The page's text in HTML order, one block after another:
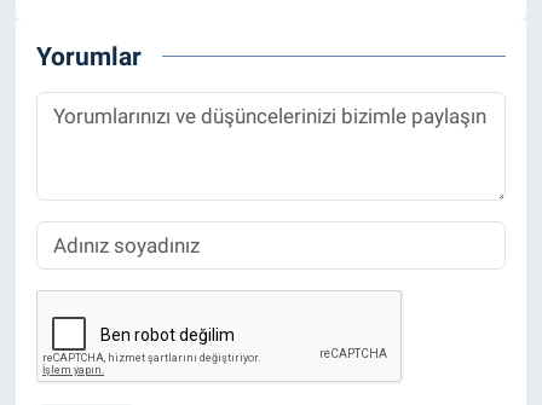
Yorumlar